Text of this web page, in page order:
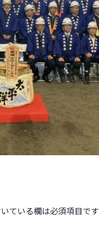
ている欄は必須項目です